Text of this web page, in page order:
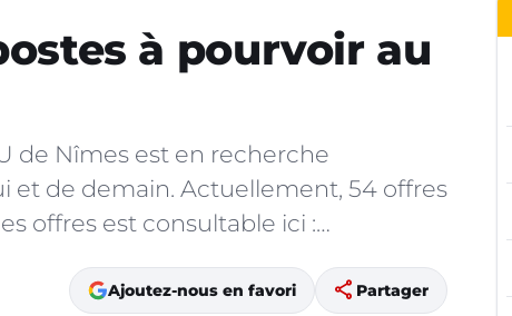
à pourvoir au
de Nîmes est en recherche
et de demain. Actuellement, 54 offres
offres est consultable ici :…
Ajoutez-nous en favori share Partager